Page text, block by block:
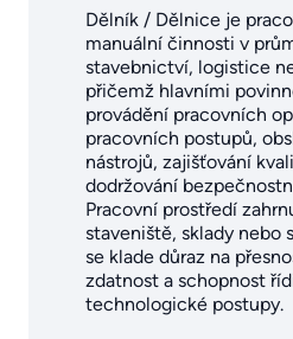
Dělník / Dělnice je
manuální činnosti v
stavebnictví, logistice
přičemž hlavními
provádění pracovních
pracovních postupů,
nástrojů, zajišťování
dodržování
Pracovní prostředí
staveniště, sklady nebo
se klade důraz na
zdatnost a schopnost
technologické postupy.